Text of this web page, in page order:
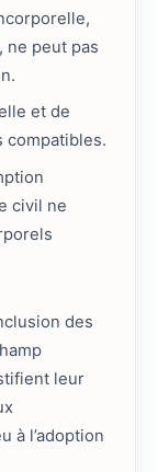
ne peut pas
et de
compatibles.
civil ne
des
leur
à l’adoption